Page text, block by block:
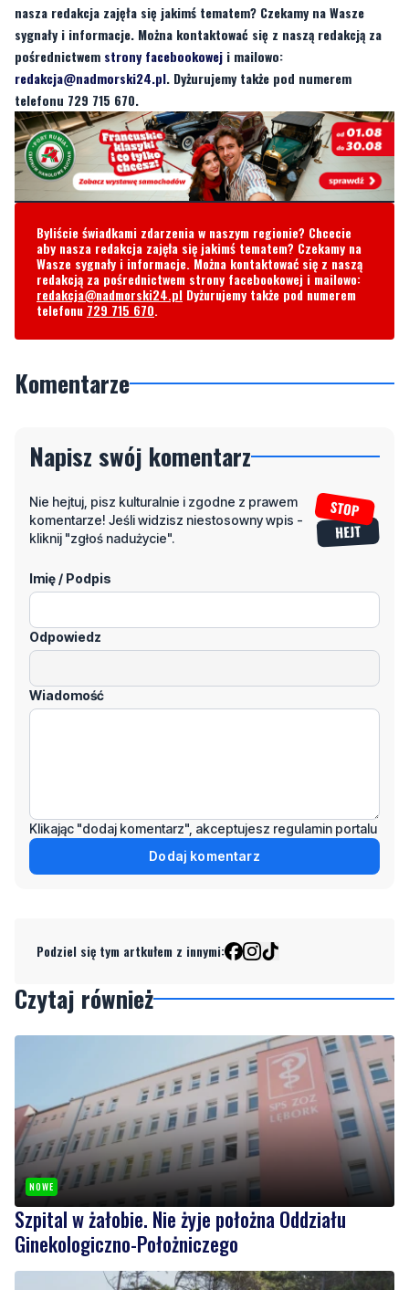
redakcja@nadmorski24.pl. Dyżurujemy także pod numerem
telefonu 729 715 670.
Byliście świadkami zdarzenia w naszym regionie? Chcecie
aby nasza redakcja zajęła się jakimś tematem? Czekamy na
Wasze sygnały i informacje. Można kontaktować się z naszą
redakcja@nadmorski24.plDyżurujemy także pod numerem
telefonu729 715 670.
Komentarze
Napisz swój komentarz
komentarze! Jeśli widzisz niestosowny wpis -
kliknij "zgłoś nadużycie".
Imię / Podpis
Odpowiedz
Wiadomość
NOWE
Szpital w żałobie. Nie żyje położna Oddziału
Ginekologiczno-Położniczego